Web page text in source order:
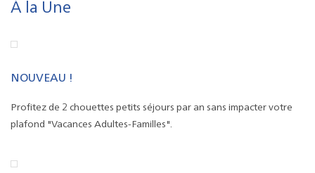
À la Une
NOUVEAU !
Profitez de 2 chouettes petits séjours par an sans impacter votre
plafond "Vacances Adultes-Familles".